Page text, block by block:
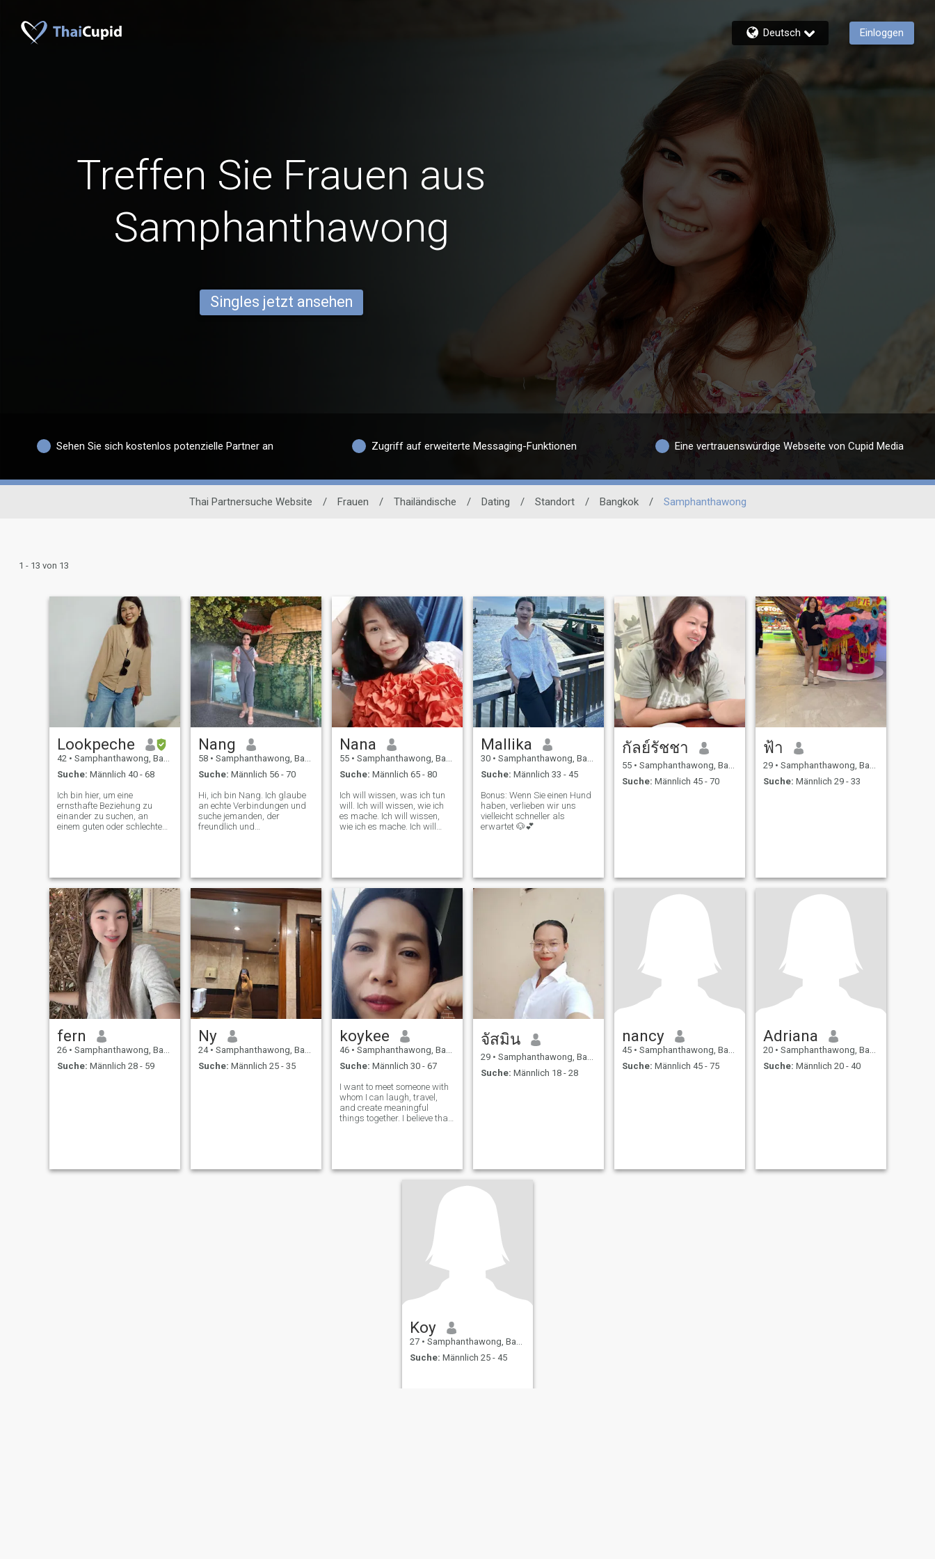
Deutsch Einloggen
Treffen Sie Frauen aus
Samphanthawong
Singles jetzt ansehen
Sehen Sie sich kostenlos potenzielle Partner an Zugriff auf erweiterte Messaging-Funktionen Eine vertrauenswürdige Webseite von Cupid Media
Thai Partnersuche Website / Frauen / Thailändische / Dating / Standort / Bangkok / Samphanthawong
1 - 13 von 13
Lookpeche
42 • Samphanthawong, Bangkok, Thailand
Suche: Männlich 40 - 68
Ich bin hier, um eine
ernsthafte Beziehung zu
einander zu suchen, an
einem guten oder schlechten
Nang
58 • Samphanthawong, Bangkok, Thailand
Suche: Männlich 56 - 70
Hi, ich bin Nang. Ich glaube
an echte Verbindungen und
suche jemanden, der
freundlich und
Nana
55 • Samphanthawong, Bangkok, Thailand
Suche: Männlich 65 - 80
Ich will wissen, was ich tun
will. Ich will wissen, wie ich
es mache. Ich will wissen,
wie ich es mache. Ich will
Mallika
30 • Samphanthawong, Bangkok, Thailand
Suche: Männlich 33 - 45
Bonus: Wenn Sie einen Hund
haben, verlieben wir uns
vielleicht schneller als
erwartet 🐶💕
กัลย์รัชชา
55 • Samphanthawong, Bangkok, Thailand
Suche: Männlich 45 - 70
ฟ้า
29 • Samphanthawong, Bangkok, Thailand
Suche: Männlich 29 - 33
fern
26 • Samphanthawong, Bangkok, Thailand
Suche: Männlich 28 - 59
Ny
24 • Samphanthawong, Bangkok, Thailand
Suche: Männlich 25 - 35
koykee
46 • Samphanthawong, Bangkok, Thailand
Suche: Männlich 30 - 67
I want to meet someone with
whom I can laugh, travel,
and create meaningful
things together. I believe that
จัสมิน
29 • Samphanthawong, Bangkok, Thailand
Suche: Männlich 18 - 28
nancy
45 • Samphanthawong, Bangkok, Thailand
Suche: Männlich 45 - 75
Adriana
20 • Samphanthawong, Bangkok, Thailand
Suche: Männlich 20 - 40
Koy
27 • Samphanthawong, Bangkok, Thailand
Suche: Männlich 25 - 45